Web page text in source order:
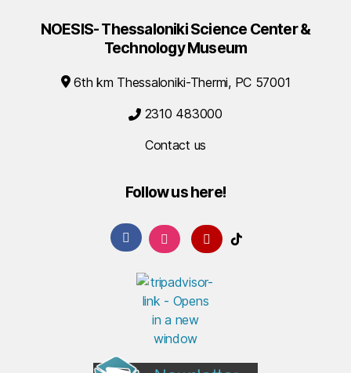
NOESIS- Thessaloniki Science Center &
Technology Museum
6th km Thessaloniki-Thermi, PC 57001
2310 483000
Contact us
Follow us here!